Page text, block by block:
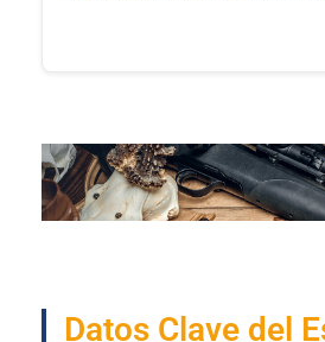
Datos Clave del